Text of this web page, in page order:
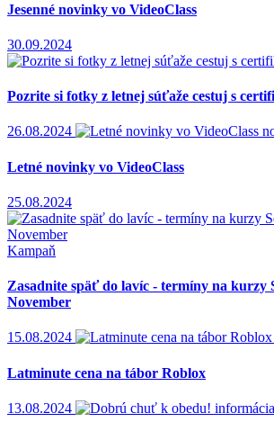
Jesenné novinky vo VideoClass
30.09.2024
Pozrite si fotky z letnej súťaže cestuj s
26.08.2024
Letné novinky vo VideoClass
25.08.2024
Kampaň
Zasadnite späť do lavíc - termíny na kurzy
November
15.08.2024
Latminute cena na tábor Roblox
13.08.2024 informácia